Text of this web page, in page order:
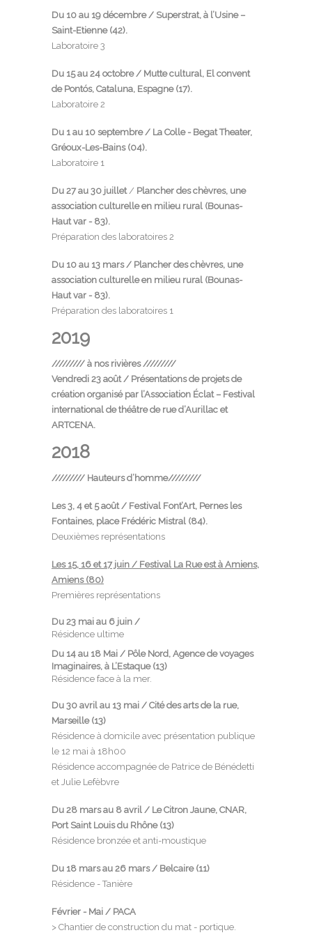
Du 10 au 19 décembre/ Superstrat, à l’Usine –
Saint-Etienne (42).
Laboratoire 3
Du 15 au 24 octobre / Mutte cultural, El convent
de Pontós, Cataluna, Espagne (17).
Laboratoire 2
Du 1 au 10 septembre / La Colle - Begat Theater,
Gréoux-Les-Bains (04).
Laboratoire 1
Du 27 au 30 juillet/ Plancher des chèvres, une
association culturelle en milieu rural (Bounas-
Haut var - 83).
Préparation des laboratoires 2
Du 10 au 13 mars / Plancher des chèvres, une
association culturelle en milieu rural (Bounas-
Haut var - 83).
Préparation des laboratoires 1
2019
///////// à nos rivières /////////
Vendredi 23 août / Présentations de projetsde
création organisé par l’Association Éclat – Festival
international de théâtre de rue d’Aurillac et
ARTCENA.
2018
///////// Hauteurs d’homme/////////
Les 3, 4 et 5 août / Festival Font’Art, Pernes les
Fontaines, place Frédéric Mistral (84).
Deuxièmes représentations
Les 15, 16 et 17 juin / Festival La Rue est à Amiens,
Amiens (80)
Premières représentations
Du 23 mai au 6 juin /
Résidence ultime
Du 14 au 18 Mai / Pôle Nord, Agence de voyages
Imaginaires, à L’Estaque (13)
Résidence face à la mer.
Du 30 avril au 13 mai / Cité des arts de la rue,
Marseille (13)
Résidence à domicile avec présentation publique
le 12 mai à 18h00
Résidence accompagnée de Patrice de Bénédetti
et Julie Lefèbvre
Du 28 mars au 8 avril / Le Citron Jaune, CNAR,
Port Saint Louis du Rhône (13)
Résidence bronzée et anti-moustique
Du 18 mars au 26 mars / Belcaire (11)
Résidence - Tanière
Février - Mai / PACA
> Chantier de construction du mat - portique.